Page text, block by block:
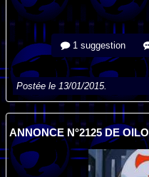
1 suggestion
Postée le 13/01/2015.
ANNONCE N°2125 DE OILO